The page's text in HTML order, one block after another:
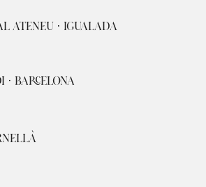
ATENEU · IGUALADA
· BARCELONA